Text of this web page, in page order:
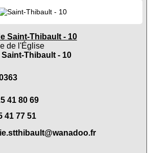
Saint-Thibault - 10
de l'Église
Thibault - 10
41 80 69
41 77 51